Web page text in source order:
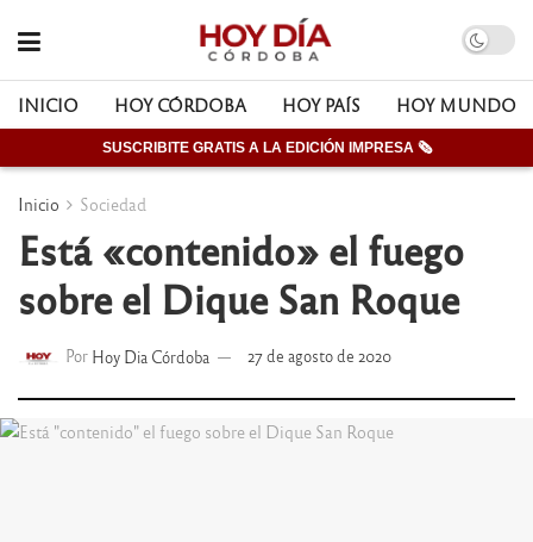
INICIO HOY CÓRDOBA HOY PAÍS HOY MUNDO
SUSCRIBITE GRATIS A LA EDICIÓN IMPRESA 🗞
Inicio Sociedad
Está «contenido» el fuego
sobre el Dique San Roque
Por Hoy Dia Córdoba 27 de agosto de 2020